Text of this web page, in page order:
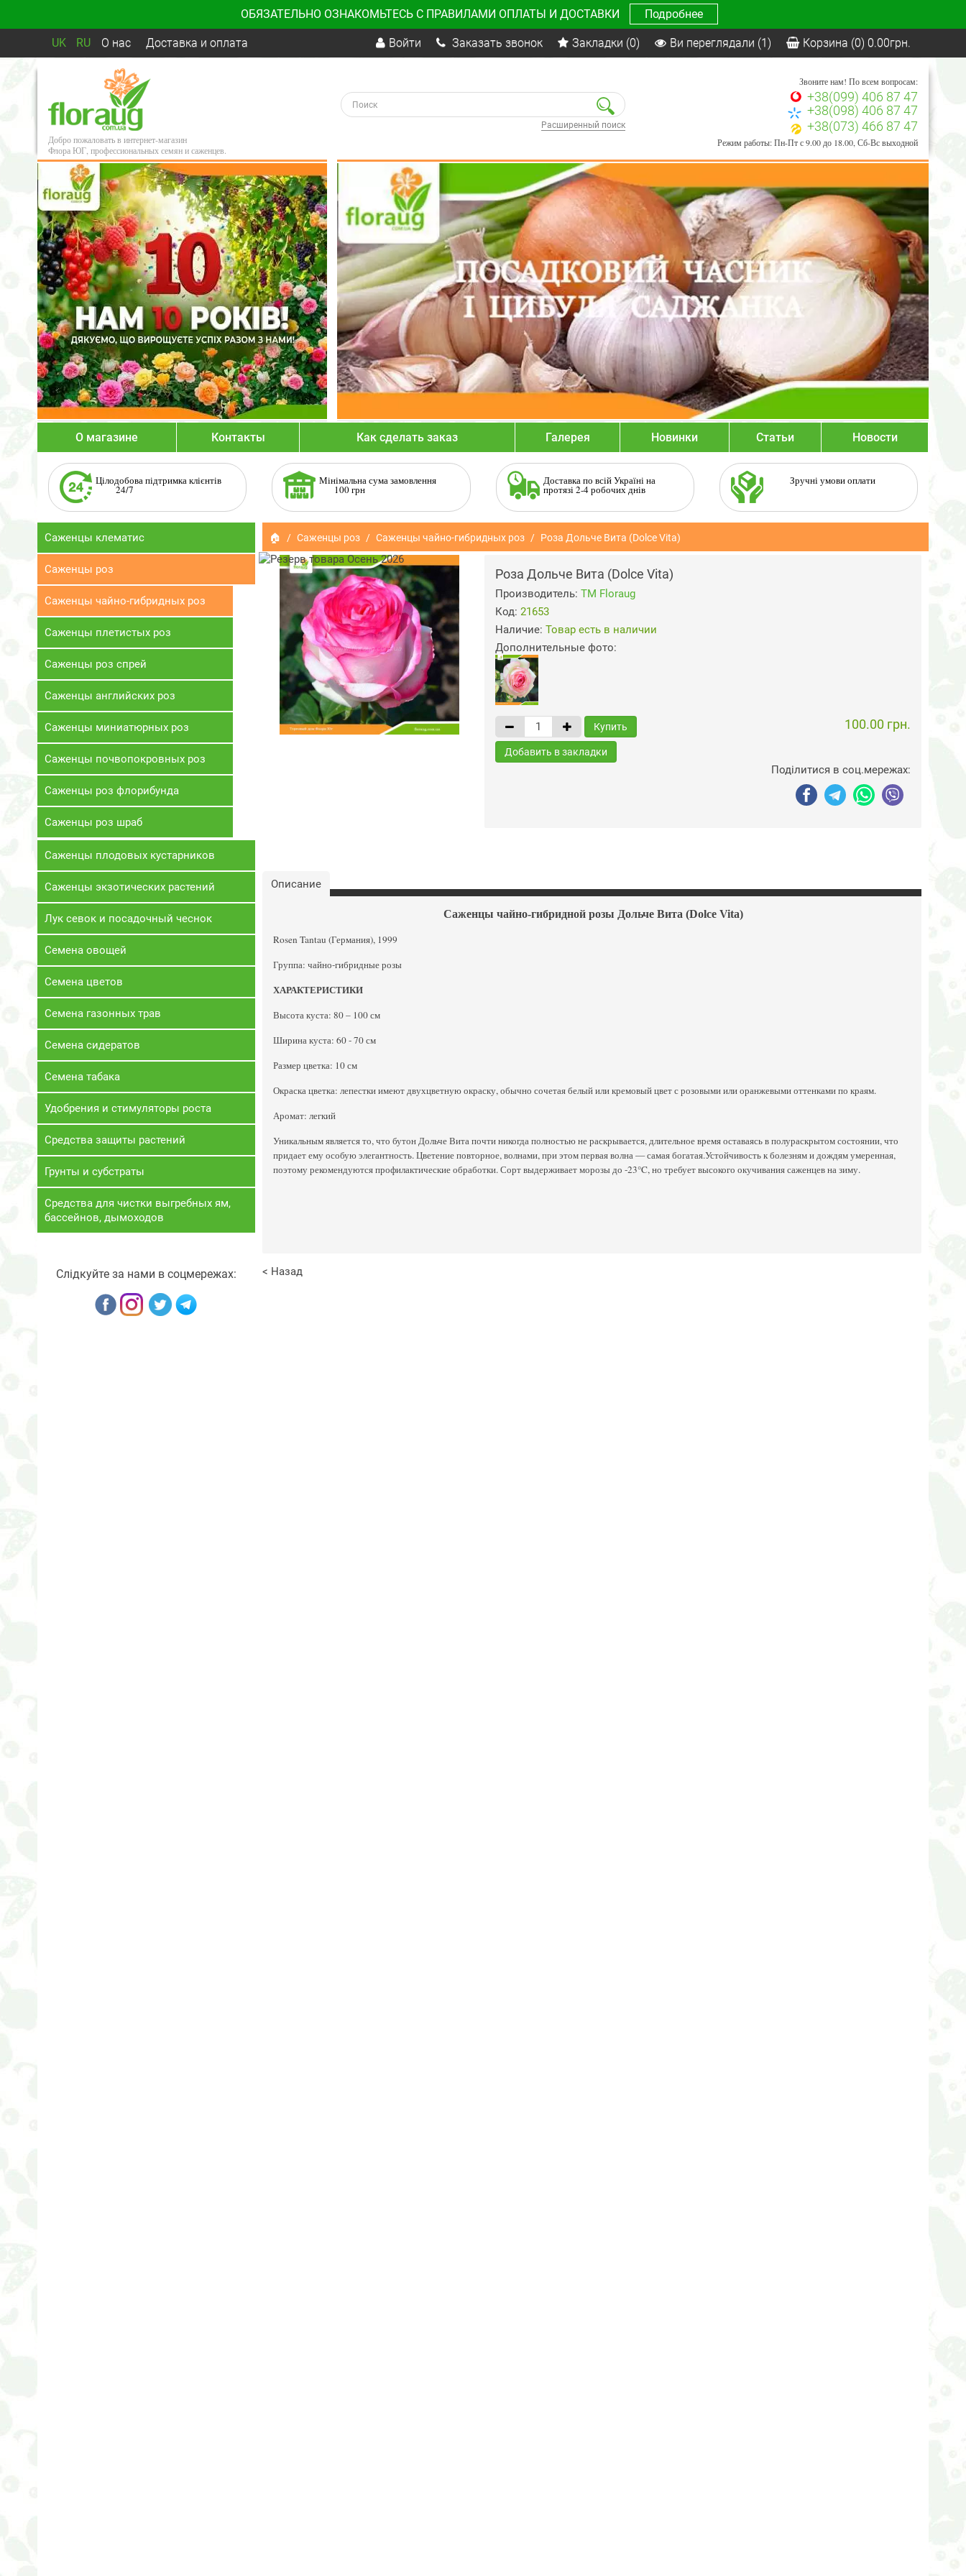
ОБЯЗАТЕЛЬНО ОЗНАКОМЬТЕСЬ С ПРАВИЛАМИ ОПЛАТЫ И ДОСТАВКИ Подробнее
UK RU О нас Доставка и оплата Войти Заказать звонок Закладки (0) Ви переглядали (1) Корзина (0) 0.00грн.
Добро пожаловать в интернет-магазин
Флора ЮГ, профессиональных семян и саженцев.
Расширенный поиск
Звоните нам! По всем вопросам:
+38(099) 406 87 47
+38(098) 406 87 47
+38(073) 466 87 47
Режим работы: Пн-Пт с 9.00 до 18.00, Сб-Вс выходной
О магазине Контакты Как сделать заказ Галерея Новинки Статьи Новости
Цілодобова підтримка клієнтів
24/7
Мінімальна сума замовлення
100 грн
Доставка по всій Україні на
протязі 2-4 робочих днів
Зручні умови оплати
Саженцы клематис
Саженцы роз
Саженцы чайно-гибридных роз
Саженцы плетистых роз
Саженцы роз спрей
Саженцы английских роз
Саженцы миниатюрных роз
Саженцы почвопокровных роз
Саженцы роз флорибунда
Саженцы роз шраб
Саженцы плодовых кустарников
Саженцы экзотических растений
Лук севок и посадочный чеснок
Семена овощей
Семена цветов
Семена газонных трав
Семена сидератов
Семена табака
Удобрения и стимуляторы роста
Средства защиты растений
Грунты и субстраты
Средства для чистки выгребных ям,
бассейнов, дымоходов
Слідкуйте за нами в соцмережах:
🏠 Саженцы роз Саженцы чайно-гибридных роз Роза Дольче Вита (Dolce Vita)
Роза Дольче Вита (Dolce Vita)
Производитель: ТМ Floraug
Код: 21653
Наличие: Товар есть в наличии
Дополнительные фото:
Купить 100.00 грн.
Добавить в закладки
Поділитися в соц.мережах:
Описание
Саженцы чайно-гибридной розы Дольче Вита (Dolce Vita)
Rosen Tantau (Германия), 1999
Группа: чайно-гибридные розы
ХАРАКТЕРИСТИКИ
Высота куста: 80 – 100 см
Ширина куста: 60 - 70 см
Размер цветка: 10 см
Окраска цветка: лепестки имеют двухцветную окраску, обычно сочетая белый или кремовый цвет с розовыми или оранжевыми оттенками по краям.
Аромат: легкий
Уникальным является то, что бутон Дольче Вита почти никогда полностью не раскрывается, длительное время оставаясь в полураскрытом состоянии, что
придает ему особую элегантность. Цветение повторное, волнами, при этом первая волна — самая богатая.Устойчивость к болезням и дождям умеренная,
поэтому рекомендуются профилактические обработки. Сорт выдерживает морозы до -23°C, но требует высокого окучивания саженцев на зиму.
< Назад